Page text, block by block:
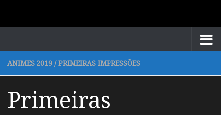
ANIMES 2019 / PRIMEIRAS IMPRESSÕES
Primeiras